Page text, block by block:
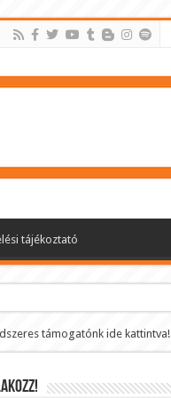
tájékoztató
támogatónk ide kattintva!